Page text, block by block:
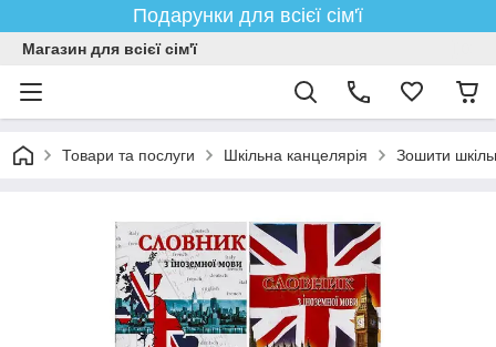
Подарунки для всієї сім'ї
Магазин для всієї сім'ї
Товари та послуги Шкільна канцелярія Зошити